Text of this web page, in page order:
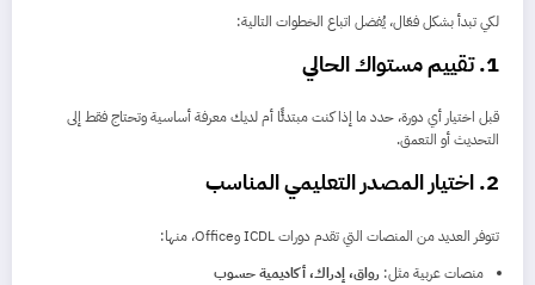
لكي تبدأ بشكل فعّال، يُفضل اتباع الخطوات التالية:
1. تقييم مستواك الحالي
قبل اختيار أي دورة، حدد ما إذا كنت مبتدئًا أم لديك معرفة أساسية وتحتاج فقط إلى
التحديث أو التعمق.
2. اختيار المصدر التعليمي المناسب
تتوفر العديد من المنصات التي تقدم دورات ICDL وOffice، منها:
منصات عربية مثل: رواق، إدراك، أكاديمية حسوب